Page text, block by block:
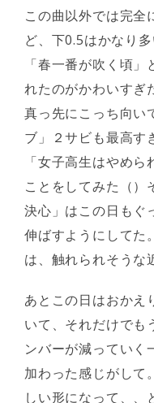
この曲以外では完全
ど、下0.5はかなり
「春一番が吹く頃
れたのがかわいすぎ
真っ先にこっち向い
ブ」２サビも最高
「女子高生はやめ
ことをしてみた（）
決心」はこの日もぐ
伸ばすようにしてた
は、触れられそうな
あとこの日はおかえ
いて、それだけでも
ンバーが減っていく
加わった感じがして
しい形になって、、